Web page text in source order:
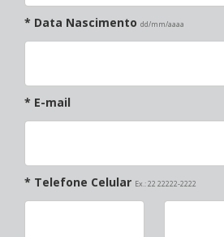
* Data Nascimento dd/mm/aaaa
* E-mail
* Telefone Celular Ex.: 22 22222-2222